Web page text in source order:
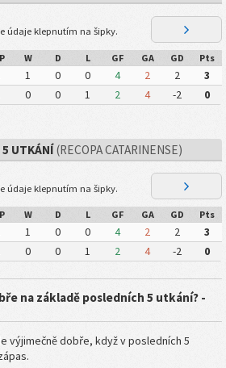
údaje klepnutím na šipky.
W D L GF GA GD
Pts
1 0 0 4 2 2 3
0 0 1 2 4 -2 0
UTKÁNÍ(RECOPA CATARINENSE)
údaje klepnutím na šipky.
W D L GF GA GD
Pts
1 0 0 4 2 2 3
0 0 1 2 4 -2 0
na základě posledních 5 utkání? -
výjimečně dobře, když v posledních 5